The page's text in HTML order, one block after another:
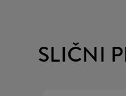
SLIČNI